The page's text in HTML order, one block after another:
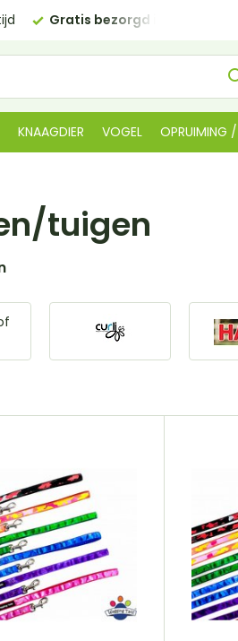
€80,00) Kom langs in onze
KNAAGDIER VOGEL OPRUIMING
tuigen